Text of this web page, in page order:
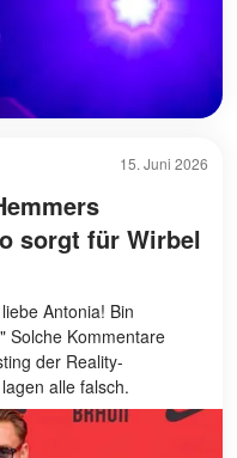
15. Juni 2026
sorgt für Wirbel
Antonia! Bin
Solche Kommentare
der Reality-
alle falsch.